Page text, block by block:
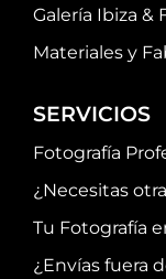
Galería Ibiza &
Materiales y
SERVICIOS
Fotografía
¿Necesitas
Tu Fotografía
¿Envías fuera